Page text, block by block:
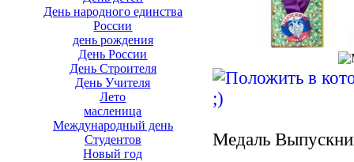
День народного единства
России
день рождения
День России
День Строителя
День Учителя
Лето
масленица
Международный день
Студентов
Новый год
Медаль